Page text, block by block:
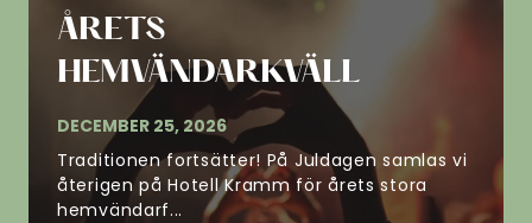
ÅRETS
HEMVÄNDARKVÄLL
DECEMBER 25, 2026
Traditionen fortsätter! På Juldagen samlas vi
återigen på Hotell Kramm för årets stora
hemvändarf...